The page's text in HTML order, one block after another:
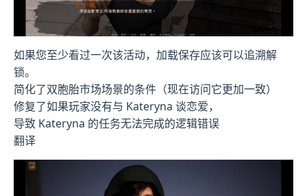
如果您至少看过一次该活动，加载保存应该可以追溯解
锁。
简化了双胞胎市场场景的条件（现在访问它更加一致）
修复了如果玩家没有与 Kateryna 谈恋爱，
导致 Kateryna 的任务无法完成的逻辑错误
翻译